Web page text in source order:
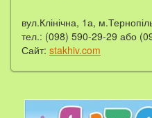
вул.Клінічна, 1а,
тел.: (098) 590-29-29 або
Сайт: stakhiv.com